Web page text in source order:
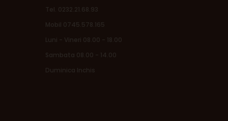
Tel. 0232.21.68.93
Mobil 0745.578.165
Luni - Vineri 08.00 - 18.00
Sambata 08.00 - 14.00
Duminica Inchis